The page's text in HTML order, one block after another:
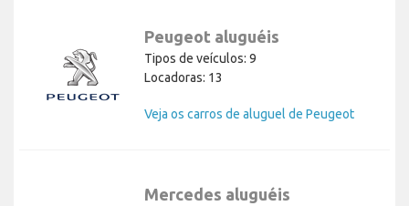
Peugeot aluguéis
Tipos de veículos: 9
Locadoras: 13
Veja os carros de aluguel de Peugeot
Mercedes aluguéis